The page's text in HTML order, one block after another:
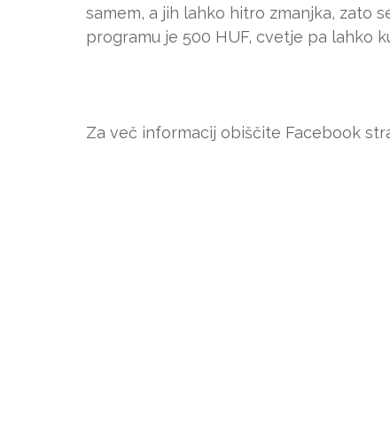
samem, a jih lahko hitro zmanjka, zato
programu je 500 HUF, cvetje pa lahko
Za več informacij obiščite Facebook